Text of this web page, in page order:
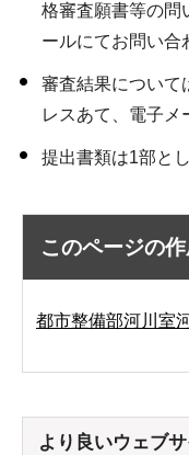
格審査願書等の問
ールにてお問い合
審査結果について
レスあて、電子メ
提出書類は1部とし
このページの
都市整備部河川室
より良いウェブ